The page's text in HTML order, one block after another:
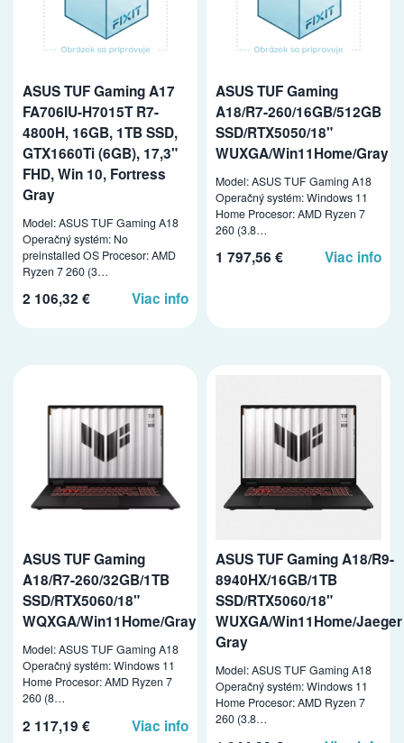
ASUS TUF Gaming A17
FA706IU-H7015T R7-
4800H, 16GB, 1TB SSD,
GTX1660Ti (6GB), 17,3"
FHD, Win 10, Fortress
Gray
Model: ASUS TUF Gaming A18
Operačný systém: No
preinstalled OS Procesor: AMD
Ryzen 7 260 (3…
2 106,32 € Viac info
ASUS TUF Gaming
A18/R7-260/16GB/512GB
SSD/RTX5050/18"
WUXGA/Win11Home/Gray
Model: ASUS TUF Gaming A18
Operačný systém: Windows 11
Home Procesor: AMD Ryzen 7
260 (3.8…
1 797,56 € Viac info
ASUS TUF Gaming
A18/R7-260/32GB/1TB
SSD/RTX5060/18"
WQXGA/Win11Home/Gray
Model: ASUS TUF Gaming A18
Operačný systém: Windows 11
Home Procesor: AMD Ryzen 7
260 (8…
2 117,19 € Viac info
ASUS TUF Gaming A18/R9-
8940HX/16GB/1TB
SSD/RTX5060/18"
WUXGA/Win11Home/Jaeger
Gray
Model: ASUS TUF Gaming A18
Operačný systém: Windows 11
Home Procesor: AMD Ryzen 7
260 (3.8…